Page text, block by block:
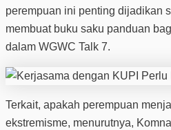
perempuan ini penting dijadikan
membuat buku saku panduan
dalam WGWC Talk 7.
Terkait, apakah perempuan
ekstremisme, menurutnya,